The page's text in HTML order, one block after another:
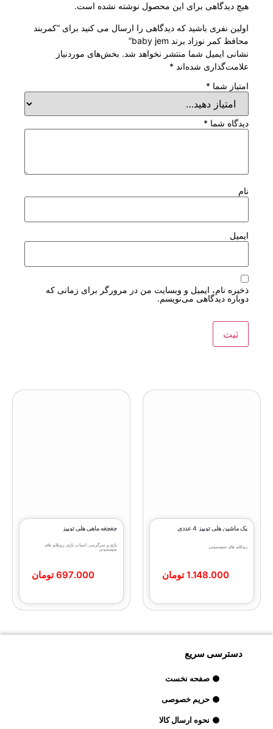
هیچ دیدگاهی برای این محصول نوشته نشده است.
اولین نفری باشید که دیدگاهی را ارسال می کنید برای “کمربند
محافظ کمر نوزاد برند baby jem”
نشانی ایمیل شما منتشر نخواهد شد. بخش‌های موردنیاز
علامت‌گذاری شده‌اند *
امتیاز شما *
دیدگاه شما *
نام
ایمیل
ذخیره نام، ایمیل و وبسایت من در مرورگر برای زمانی که
دوباره دیدگاهی می‌نویسم.
پک ماشین هلی توییز 4 عددی
ریزقلم های سیسمونی
1.148.000 تومان
جغجغه ماهی هلی‌ توییز
بازی و سرگرمی اسباب بازی ریزقلم های
سیسمونی
697.000 تومان
دسترسی سریع
صفحه نخست
حریم خصوصی
نحوه ارسال کالا